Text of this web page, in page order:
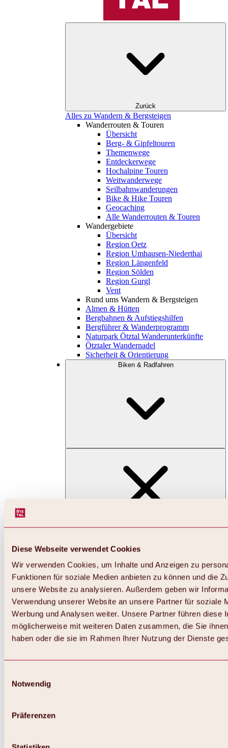
Diese Webseite verwendet Cookies
Wir verwenden Cookies, um Inhalte und Anzeigen zu
Funktionen für soziale Medien anbieten zu können und die
unsere Website zu analysieren. Außerdem geben wir
Verwendung unserer Website an unsere Partner für soziale
Werbung und Analysen weiter. Unsere Partner führen diese
möglicherweise mit weiteren Daten zusammen, die Sie
haben oder die sie im Rahmen Ihrer Nutzung der Dienste
Notwendig
Präferenzen
Zurück
Alles zu Wandern & Bergsteigen
Wanderrouten & Touren
Übersicht
Berg- & Gipfeltouren
Themenwege
Entdeckerwege
Hochalpine Touren
Weitwanderwege
Seilbahnwanderungen
Bike & Hike Touren
Geocaching
Alle Wanderrouten & Touren
Wandergebiete
Übersicht
Region Oetz
Region Umhausen-Niederthai
Region Längenfeld
Region Sölden
Region Gurgl
Vent
Rund ums Wandern & Bergsteigen
Almen & Hütten
Bergbahnen & Aufstiegshilfen
Bergführer & Wanderprogramm
Naturpark Ötztal Wanderunterkünfte
Ötztaler Wandernadel
Sicherheit & Orientierung
Biken & Radfahren